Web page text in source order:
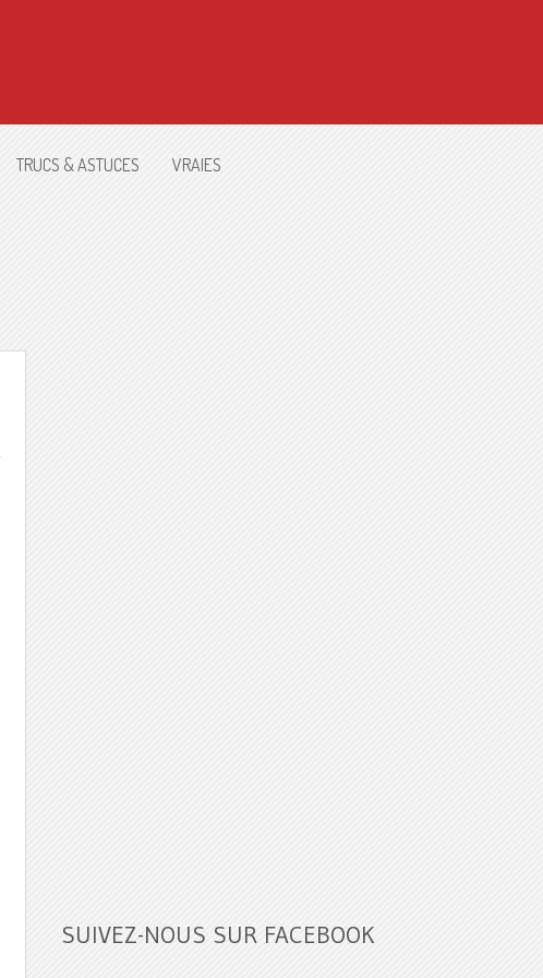
TRUCS & ASTUCES VRAIES
SUIVEZ-NOUS SUR FACEBOOK